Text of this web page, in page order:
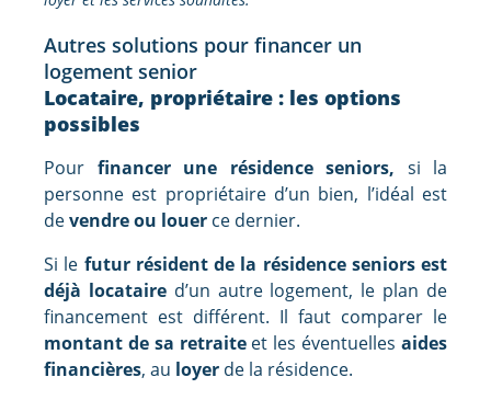
Autres solutions pour financer un
logement senior
Locataire, propriétaire : les options
possibles
Pour financer une résidence seniors, si la
personne est propriétaire d’un bien, l’idéal est
devendre ou louer ce dernier.
Si le futur résident de la résidence seniors est
déjà locataired’un autre logement, le plan de
financement est différent. Il faut comparer le
montant de sa retraiteet les éventuelles aides
financières, au loyer de la résidence.